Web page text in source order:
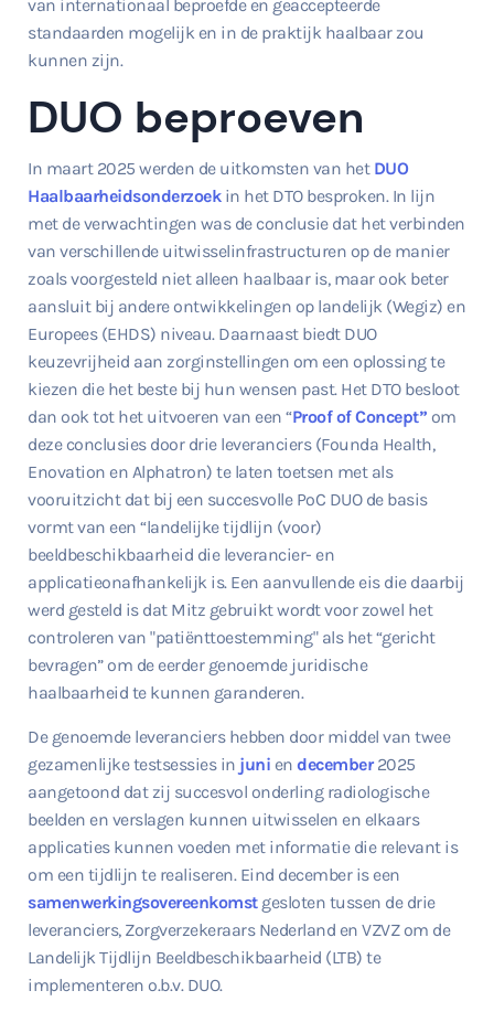
van internationaal beproefde en geaccepteerde
standaarden mogelijk en in de praktijk haalbaar zou
kunnen zijn.
DUO beproeven
In maart 2025 werden de uitkomsten van het DUO
Haalbaarheidsonderzoek in het DTO besproken. In lijn
met de verwachtingen was de conclusie dat het verbinden
van verschillende uitwisselinfrastructuren op de manier
zoals voorgesteld niet alleen haalbaar is, maar ook beter
aansluit bij andere ontwikkelingen op landelijk (Wegiz) en
Europees (EHDS) niveau. Daarnaast biedt DUO
keuzevrijheid aan zorginstellingen om een oplossing te
kiezen die het beste bij hun wensen past. Het DTO besloot
dan ook tot het uitvoeren van een “Proof of Concept” om
deze conclusies door drie leveranciers (Founda Health,
Enovation en Alphatron) te laten toetsen met als
vooruitzicht dat bij een succesvolle PoC DUO de basis
vormt van een “landelijke tijdlijn (voor)
beeldbeschikbaarheid die leverancier- en
applicatieonafhankelijk is. Een aanvullende eis die daarbij
werd gesteld is dat Mitz gebruikt wordt voor zowel het
controleren van "patiënttoestemming" als het “gericht
bevragen” om de eerder genoemde juridische
haalbaarheid te kunnen garanderen.
De genoemde leveranciers hebben door middel van twee
gezamenlijke testsessies in juni en december 2025
aangetoond dat zij succesvol onderling radiologische
beelden en verslagen kunnen uitwisselen en elkaars
applicaties kunnen voeden met informatie die relevant is
om een tijdlijn te realiseren. Eind december is een
samenwerkingsovereenkomst gesloten tussen de drie
leveranciers, Zorgverzekeraars Nederland en VZVZ om de
Landelijk Tijdlijn Beeldbeschikbaarheid (LTB) te
implementeren o.b.v. DUO.